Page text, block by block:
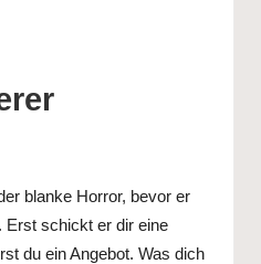
blanke Horror, bevor er
Erst schickt er dir eine
du ein Angebot. Was dich